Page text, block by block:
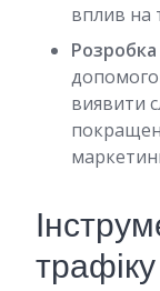
вплив на
Розробка
виявити
трафіку